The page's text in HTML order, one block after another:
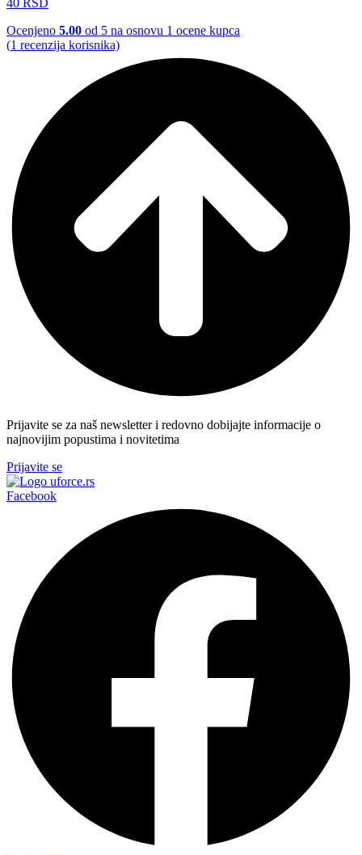
40 RSD
Ocenjeno 5.00 od 5 na osnovu 1 ocene kupca
(1 recenzija korisnika)
Prijavite se za naš newsletter i redovno dobijajte informacije o
najnovijim popustima i novitetima
Prijavite se
Facebook